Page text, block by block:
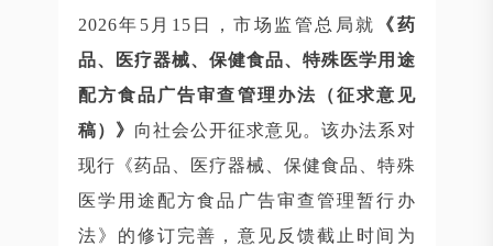
2026年5月15日，市场监管总局就
《药
品、医疗器械、保健食品、特殊医学用途
配方食品广告审查管理办法（征求意见
稿）》 向社会公开征求意见。该办法系对
现行《药品、医疗器械、保健食品、特殊
医学用途配方食品广告审查管理暂行办
法》的修订完善，意见反馈截止时间为